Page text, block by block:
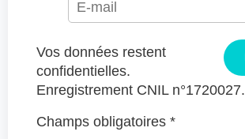
Vos données restent
confidentielles.
Enregistrement CNIL n°1720027.
Champs obligatoires *